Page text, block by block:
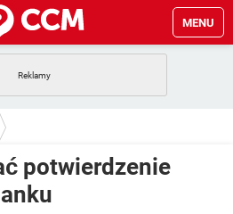
MENU
NETFLIX
FACEBOOK
WHATSAPP
TIKTOK
potwierdzenie